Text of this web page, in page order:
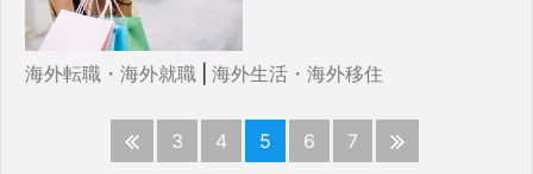
海外転職・海外就職 海外生活・海外移住
3 4 5 6 7